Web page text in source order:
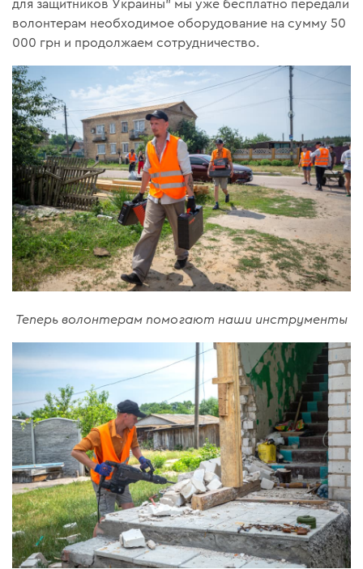
для защитников Украины” мы уже бесплатно передали
волонтерам необходимое оборудование на сумму 50
000 грн и продолжаем сотрудничество.
Теперь волонтерам помогают наши инструменты